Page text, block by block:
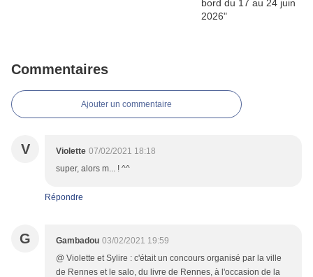
Commentaires
Ajouter un commentaire
V Violette 07/02/2021 18:18
super, alors m... ! ^^
Répondre
G Gambadou 03/02/2021 19:59
@ Violette et Sylire : c'était un concours organisé par la ville
de Rennes et le salo, du livre de Rennes, à l'occasion de la